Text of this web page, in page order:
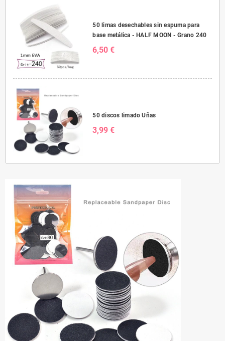
50 limas desechables sin espuma para
base metálica - HALF MOON - Grano 240
6,50 €
50 discos limado Uñas
3,99 €